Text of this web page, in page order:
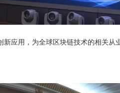
应用，为全球区块链技术的相关从